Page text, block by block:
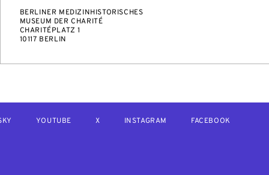
BERLINER MEDIZINHISTORISCHES
MUSEUM DER CHARITÉ
CHARITÉPLATZ 1
10117 BERLIN
YOUTUBE X INSTAGRAM FACEBOOK